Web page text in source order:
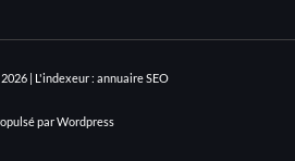
| L'indexeur : annuaire SEO
par Wordpress